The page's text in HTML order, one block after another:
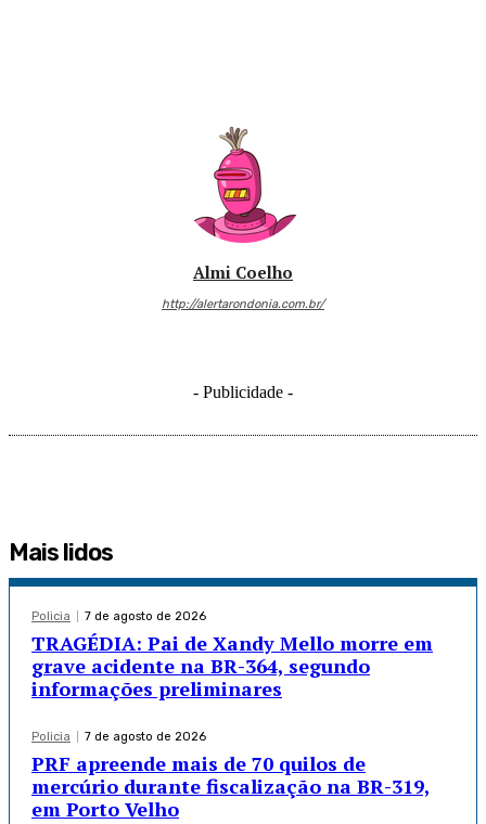
Almi Coelho
http://alertarondonia.com.br/
- Publicidade -
Mais lidos
Policia 7 de agosto de 2026
TRAGÉDIA: Pai de Xandy Mello morre em
grave acidente na BR-364, segundo
informações preliminares
Policia 7 de agosto de 2026
PRF apreende mais de 70 quilos de
mercúrio durante fiscalização na BR-319,
em Porto Velho